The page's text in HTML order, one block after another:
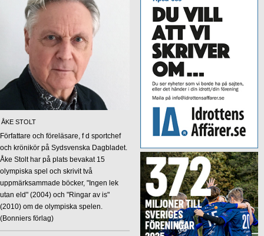
ÅKE STOLT
Författare och föreläsare, f d sportchef
och krönikör på Sydsvenska Dagbladet.
Åke Stolt har på plats bevakat 15
olympiska spel och skrivit två
uppmärksammade böcker, "Ingen lek
utan eld" (2004) och "Ringar av is"
(2010) om de olympiska spelen.
(Bonniers förlag)